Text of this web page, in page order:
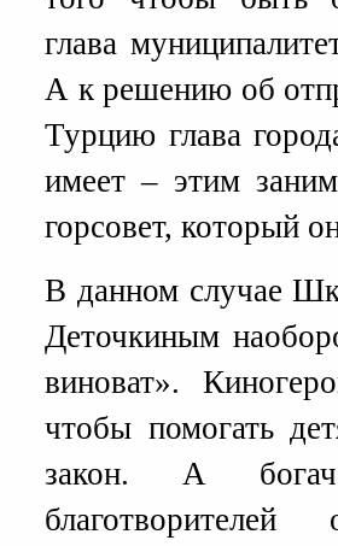
глава
А к решению об
Турцию глава
имеет – этим
горсовет, который
В данном случае
Деточкиным
виноват».
чтобы помогать
закон. А
благотворителей